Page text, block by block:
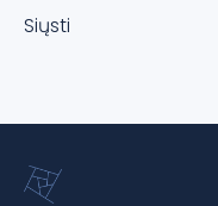
Siųsti